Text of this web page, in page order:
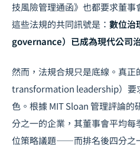
技風險管理通函》也都要求董事
這些法規的共同訊號是： 數位
governance）已成為現代公司
然而，法規合規只是底線。真
transformation leadership）要
色。根據 MIT Sloan 管理評論
分之一的企業，其董事會平均
位策略議題——而排名後四分之